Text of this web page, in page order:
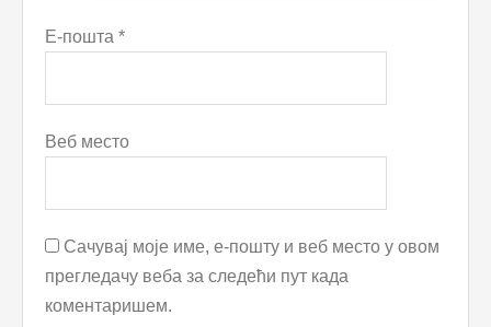
Е-пошта *
Веб место
Сачувај моје име, е-пошту и веб место у овом
прегледачу веба за следећи пут када
коментаришем.